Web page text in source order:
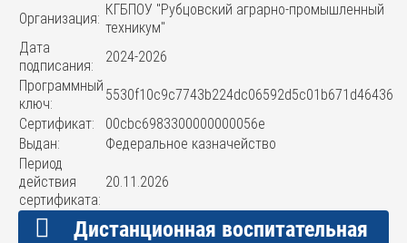
Организация:
КГБПОУ "Рубцовский аграрно-промышленный
техникум"
Дата
подписания:
2024-2026
Программный
ключ:
5530f10c9c7743b224dc06592d5c01b671d46436
Сертификат:
00cbc6983300000000056e
Выдан:
Федеральное казначейство
Период
действия
сертификата:
20.11.2026
Дистанционная воспитательная